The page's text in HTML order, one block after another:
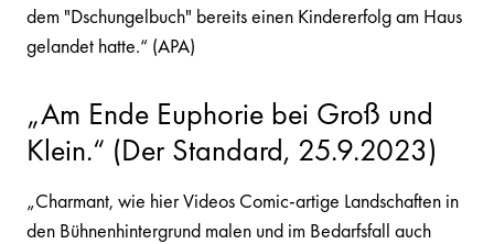
dem "Dschungelbuch" bereits einen Kindererfolg am Haus
gelandet hatte.“ (APA)
„Am Ende Euphorie bei Groß und
Klein.“ (Der Standard, 25.9.2023)
„Charmant, wie hier Videos Comic-artige Landschaften in
den Bühnenhintergrund malen und im Bedarfsfall auch